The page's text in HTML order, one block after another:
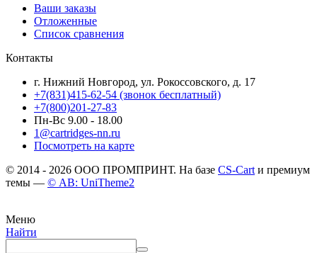
Ваши заказы
Отложенные
Список сравнения
Контакты
г. Нижний Новгород, ул. Рокоссовского, д. 17
+7(831)415-62-54 (звонок бесплатный)
+7(800)201-27-83
Пн-Вс 9.00 - 18.00
1@cartridges-nn.ru
Посмотреть на карте
© 2014 - 2026 ООО ПРОМПРИНТ. На базе CS-Cartи премиум
темы — © AB: UniTheme2
Меню
Найти